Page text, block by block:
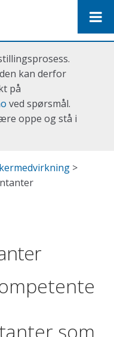
kan derfor
på
ved spørsmål.
oppe og stå i
>
som